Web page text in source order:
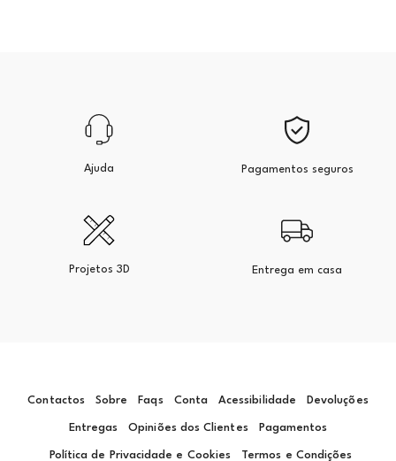
Ajuda Pagamentos seguros
Projetos 3D Entrega em casa
Contactos Sobre Faqs Conta Acessibilidade Devoluções
Entregas Opiniões dos Clientes Pagamentos
Política de Privacidade e Cookies Termos e Condições